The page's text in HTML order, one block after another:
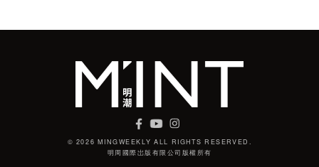
© 2026 MINGWEEKLY ALL RIGHTS RESERVED.
明周國際岀版有限公司版權所有